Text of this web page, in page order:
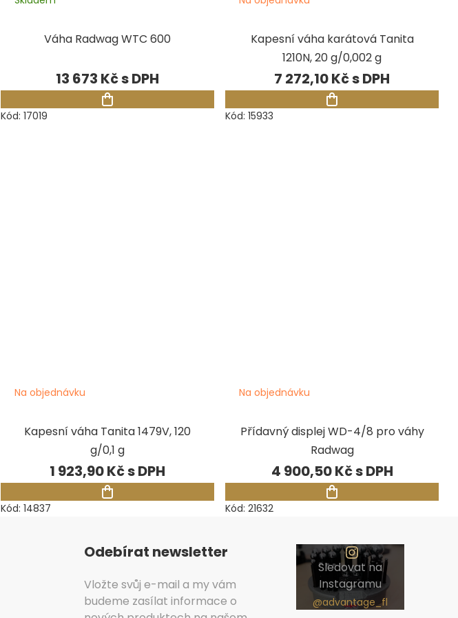
Váha Radwag WTC 600
13 673 Kč
Kód: 17019
Kapesní váha karátová Tanita
1210N, 20 g/0,002 g
7 272,10 Kč
Kód: 15933
Kapesní váha Tanita 1479V, 120
g/0,1 g
Na objednávku
1 923,90 Kč
Kód: 14837
Přídavný displej WD-4/8 pro váhy
Radwag
Na objednávku
4 900,50 Kč
Kód: 21632
Odebírat newsletter
Vložte svůj e-mail a my vám
budeme zasílat informace o
Sledovat na
Instagramu